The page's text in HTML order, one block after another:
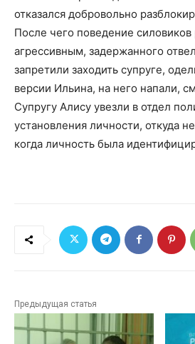
отказался добровольно
После чего поведение силовиков
агрессивным, задержанного
запретили заходить супруге,
версии Ильина, на него напали,
Супругу Алису увезли в отдел
установления личности, откуда
когда личность была
Предыдущая статья